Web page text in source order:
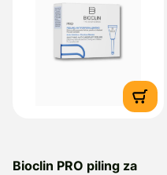
Bioclin PRO piling za